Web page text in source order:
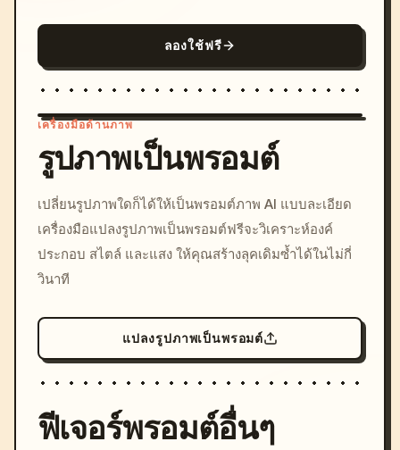
ลองใช้ฟรี
c, cyberpunk sunset, neon
colors, 8k --v 6.0
เครื่องมือด้านภาพ
รูปภาพเป็นพรอมต์
เปลี่ยนรูปภาพใดก็ได้ให้เป็นพรอมต์ภาพ AI แบบละเอียด
เครื่องมือแปลงรูปภาพเป็นพรอมต์ฟรีจะวิเคราะห์องค์
ประกอบ สไตล์ และแสง ให้คุณสร้างลุคเดิมซ้ำได้ในไม่กี่
วินาที
แปลงรูปภาพเป็นพรอมต์
ฟีเจอร์พรอมต์อื่นๆ